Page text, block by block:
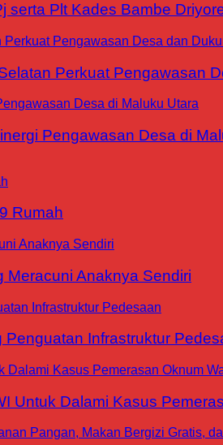
Plt Kades Bambe
Perkuat Pengawasan
Pengawasan Desa di
Rumah
Meracuni Anaknya Sendiri
Infrastruktur
Untuk Dalami Kasus